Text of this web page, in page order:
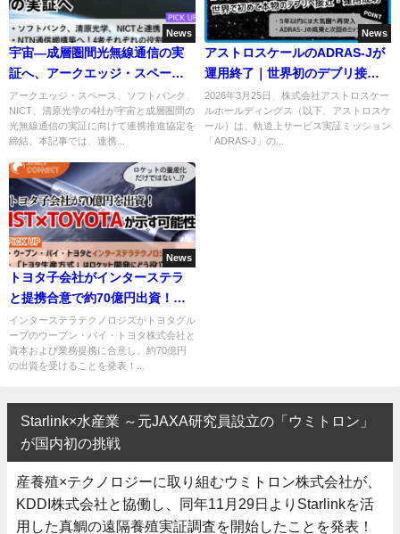
News
宇宙―成層圏間光無線通信の実
証へ、アークエッジ・スペース
ら4社が連携
アークエッジ・スペース、ソフトバンク、
NICT、清原光学の4社が宇宙と成層圏間の
光無線通信の実証に向けて連携推進協定を
締結。本記事では、連携...
News
アストロスケールのADRAS-Jが
運用終了｜世界初のデブリ接近
実証
2026年3月25日、株式会社アストロスケー
ルホールディングス（以下、アストロスケ
ール）は、軌道上サービス実証ミッション
「ADRAS-J」の...
News
トヨタ子会社がインターステラ
と提携合意で約70億円出資！背
景や期待される効果とは
インターステラテクノロジズがトヨタグル
ープのウーブン・バイ・トヨタ株式会社と
資本および業務提携に合意し、約70億円
の出資を受けることを発表！...
Starlink×水産業 ～元JAXA研究員設立の「ウミトロン」
が国内初の挑戦
産養殖×テクノロジーに取り組むウミトロン株式会社が、
KDDI株式会社と協働し、同年11月29日よりStarlinkを活
用した真鯛の遠隔養殖実証調査を開始したことを発表！